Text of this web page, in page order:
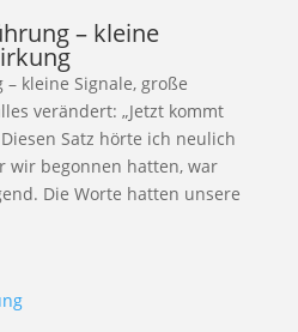
– kleine
kleine Signale, große
verändert: „Jetzt kommt
Satz hörte ich neulich
wir begonnen hatten, war
Die Worte hatten unsere